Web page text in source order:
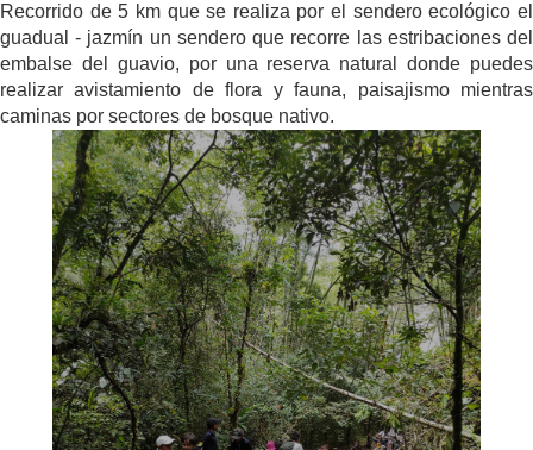
Recorrido de 5 km que se realiza por el sendero ecológico el
guadual - jazmín un sendero que recorre las estribaciones del
embalse del guavio, por una reserva natural donde puedes
realizar avistamiento de flora y fauna, paisajismo mientras
caminas por sectores de bosque nativo.